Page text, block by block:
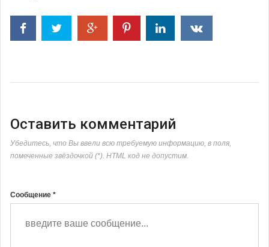
Оставить комментарий
Убедитесь, что Вы ввели всю требуемую информацию, в поля,
помеченные звёздочкой (*). HTML код не допустим.
Сообщение *